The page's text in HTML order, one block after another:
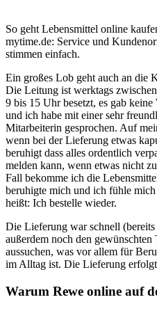
So geht Lebensmittel online
mytime.de: Service und
stimmen einfach.
Ein großes Lob geht auch an die
Die Leitung ist werktags
9 bis 15 Uhr besetzt, es gab
und ich habe mit einer sehr
Mitarbeiterin gesprochen. Auf
wenn bei der Lieferung etwas
beruhigt dass alles ordentlich
melden kann, wenn etwas nicht
Fall bekomme ich die
beruhigte mich und ich fühle
heißt: Ich bestelle wieder.
Die Lieferung war schnell
außerdem noch den
aussuchen, was vor allem für
im Alltag ist. Die Lieferung
Warum Rewe online auf